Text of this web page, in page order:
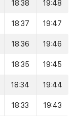
18:38 19:48
18:37 19:47
18:36 19:46
18:35 19:45
18:34 19:44
18:33 19:43